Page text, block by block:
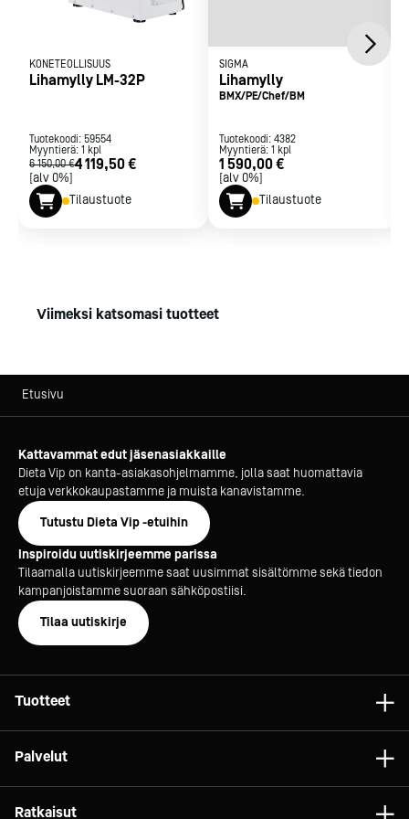
KONETEOLLISUUS
Lihamylly LM-32P
Tuotekoodi: 59554
Myyntierä: 1 kpl
6 150,00 €4 119,50 €
[alv 0%]
Tilaustuote
SIGMA
Lihamylly
BMX/PE/Chef/BM
Tuotekoodi: 4382
Myyntierä: 1 kpl
1 590,00 €
[alv 0%]
Tilaustuote
Viimeksi katsomasi tuotteet
Etusivu
Kattavammat edut jäsenasiakkaille
Dieta Vip on kanta-asiakasohjelmamme, jolla saat huomattavia
etuja verkkokaupastamme ja muista kanavistamme.
Tutustu Dieta Vip -etuihin
Inspiroidu uutiskirjeemme parissa
Tilaamalla uutiskirjeemme saat uusimmat sisältömme sekä tiedon
kampanjoistamme suoraan sähköpostiisi.
Tilaa uutiskirje
Tuotteet
Tarvikkeet
Palvelut
Konsultointi
Ratkaisut